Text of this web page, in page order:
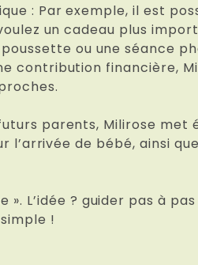
: Par exemple, il est
un cadeau plus
ou une séance
contribution financière,
parents, Milirose met
de bébé, ainsi
L’idée ? guider pas à
!